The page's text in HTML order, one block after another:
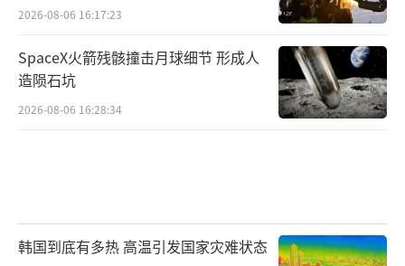
2026-08-06 16:17:23
SpaceX火箭残骸撞击月球细节 形成人
造陨石坑
2026-08-06 16:28:34
韩国到底有多热 高温引发国家灾难状态